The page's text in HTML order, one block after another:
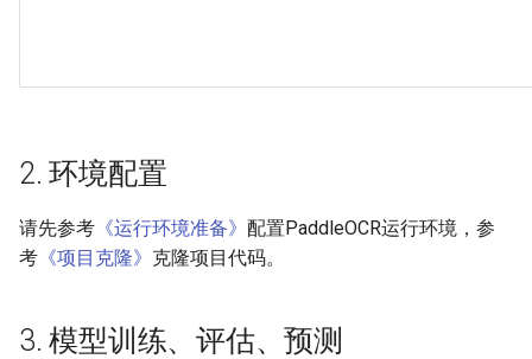
VisionLAN
RFL
ParseQ
引用
2. 环境配置
请先参考 《运行环境准备》 配置PaddleOCR运行环境，参
考 《项目克隆》 克隆项目代码。
3. 模型训练、评估、预测